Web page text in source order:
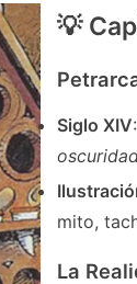
💡
Siglo XIV
mito,
La